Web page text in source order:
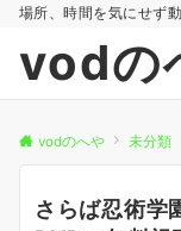
場所、時間を気にせず
vodの
vodのへや 未分類
さらば忍術学